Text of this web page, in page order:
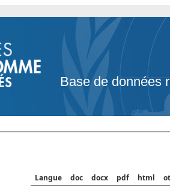
Base de données
Langue doc docx pdf html